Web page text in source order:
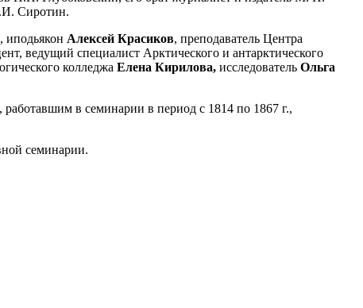
Сиротин.
иподьякон Алексей Красиков, преподаватель Центра
ведущий специалист Арктического и антарктического
колледжа Елена Кирилова, исследователь Ольга
в семинарии в период с 1814 по 1867 г.,
семинарии.